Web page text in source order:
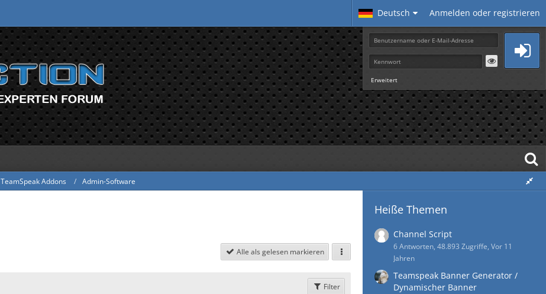
Deutsch Anmelden oder registrieren
Erweitert
TeamSpeak Addons Admin-Software
Alle als gelesen markieren
Filter
Heiße Themen
Channel Script
6 Antworten, 48.893 Zugriffe, Vor 11
Jahren
Teamspeak Banner Generator /
Dynamischer Banner